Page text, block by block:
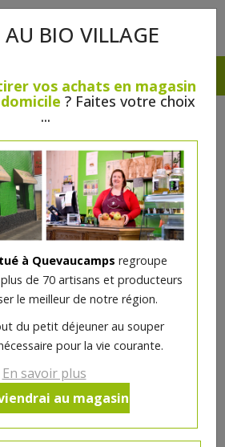
AU BIO VILLAGE
vos achats en magasin
? Faites votre choix
...
à Quevaucamps regroupe
de 70 artisans et producteurs
le meilleur de notre région.
du petit déjeuner au souper
pour la vie courante.
En savoir plus
au magasin
Crémant Fleur